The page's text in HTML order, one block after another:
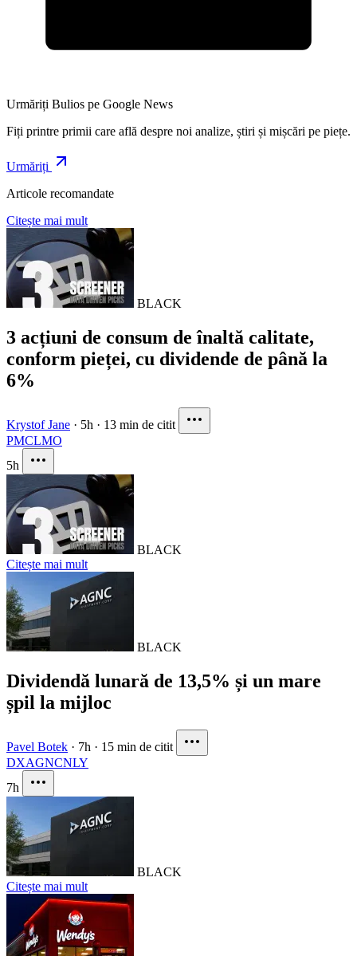
Urmăriți Bulios pe Google News
Fiți printre primii care află despre noi analize, știri și mișcări pe piețe.
Urmăriți
Articole recomandate
Citește mai mult
BLACK
3 acțiuni de consum de înaltă calitate,
conform pieței, cu dividende de până la
6%
Krystof Jane · 5h · 13 min de citit
PMCLMO
5h
BLACK
Citește mai mult
BLACK
Dividendă lunară de 13,5% și un mare
șpil la mijloc
Pavel Botek · 7h · 15 min de citit
DXAGNCNLY
7h
BLACK
Citește mai mult